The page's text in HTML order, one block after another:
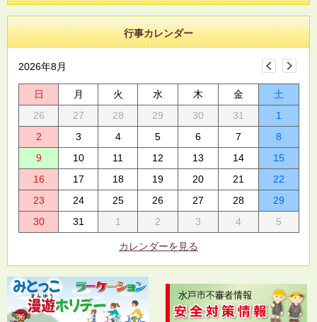
行事カレンダー
2026年8月
日 月 火 水 木 金
土
26
27 28 29 30 31
1
2
3 4 5 6 7
8
9
10 11 12 13 14
15
16
17 18 19 20 21
22
23
24 25 26 27 28
29
30
31 1 2 3 4 5
カレンダーを見る